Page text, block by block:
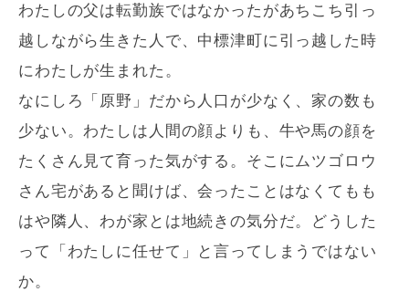
わたしの父は転勤族ではなかったがあちこち引っ
越しながら生きた人で、中標津町に引っ越した時
にわたしが生まれた。
なにしろ「原野」だから人口が少なく、家の数も
少ない。わたしは人間の顔よりも、牛や馬の顔を
たくさん見て育った気がする。そこにムツゴロウ
さん宅があると聞けば、会ったことはなくてもも
はや隣人、わが家とは地続きの気分だ。どうした
って「わたしに任せて」と言ってしまうではない
か。